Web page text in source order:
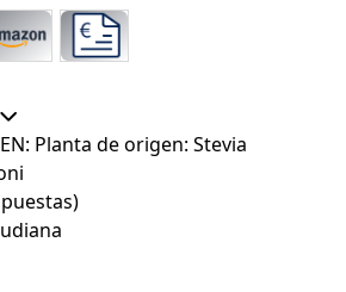
Planta de origen: Stevia